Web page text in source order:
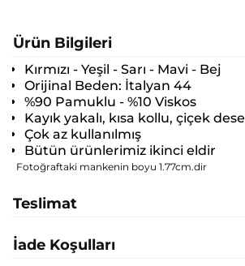
Ürün Bilgileri
Kırmızı - Yeşil - Sarı - Mavi - Bej
Orijinal Beden: İtalyan 44
%90 Pamuklu - %10 Viskos
Kayık yakalı, kısa kollu, çiçek
Çok az kullanılmış
Bütün ürünlerimiz ikinci eldir
Fotoğraftaki mankenin boyu 1.77cm.dir
Teslimat
İade Koşulları